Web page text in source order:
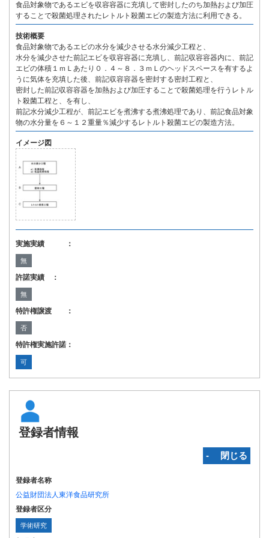
食品対象物であるエビを収容容器に充填して密封したのち加熱および加圧
することで殺菌処理されたレトルト殺菌エビの製造方法に利用できる。
技術概要
食品対象物であるエビの水分を減少させる水分減少工程と、
水分を減少させた前記エビを収容容器に充填し、前記収容容器内に、前記
エビの体積１ｍＬあたり０．４～８．３ｍＬのヘッドスペースを有するよ
うに気体を充填した後、前記収容容器を密封する密封工程と、
密封した前記収容容器を加熱および加圧することで殺菌処理を行うレトル
ト殺菌工程と、を有し、
前記水分減少工程が、前記エビを煮沸する煮沸処理であり、前記食品対象
物の水分量を６～１２重量％減少するレトルト殺菌エビの製造方法。
イメージ図
実施実績 ：
無
許諾実績 ：
無
特許権譲渡 ：
否
特許権実施許諾：
可
登録者情報
‐ 閉じる
登録者名称
公益財団法人東洋食品研究所
登録者区分
学術研究